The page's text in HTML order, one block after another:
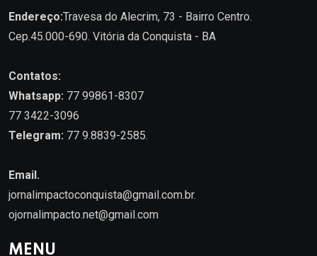
Endereço:Travesa do Alecrim, 73 - Bairro Centro.
Cep.45.000-690. Vitória da Conquista - BA
Contatos:
Whatsapp: 77 99861-8307
77 3422-3096
Telegram: 77 9.8839-2585.
Email.
jornalimpactoconquista@gmail.com.br.
ojornalimpacto.net@gmail.com
MENU